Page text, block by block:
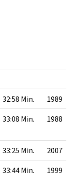
32:58 Min. 1989
33:08 Min. 1988
33:25 Min. 2007
33:44 Min. 1999